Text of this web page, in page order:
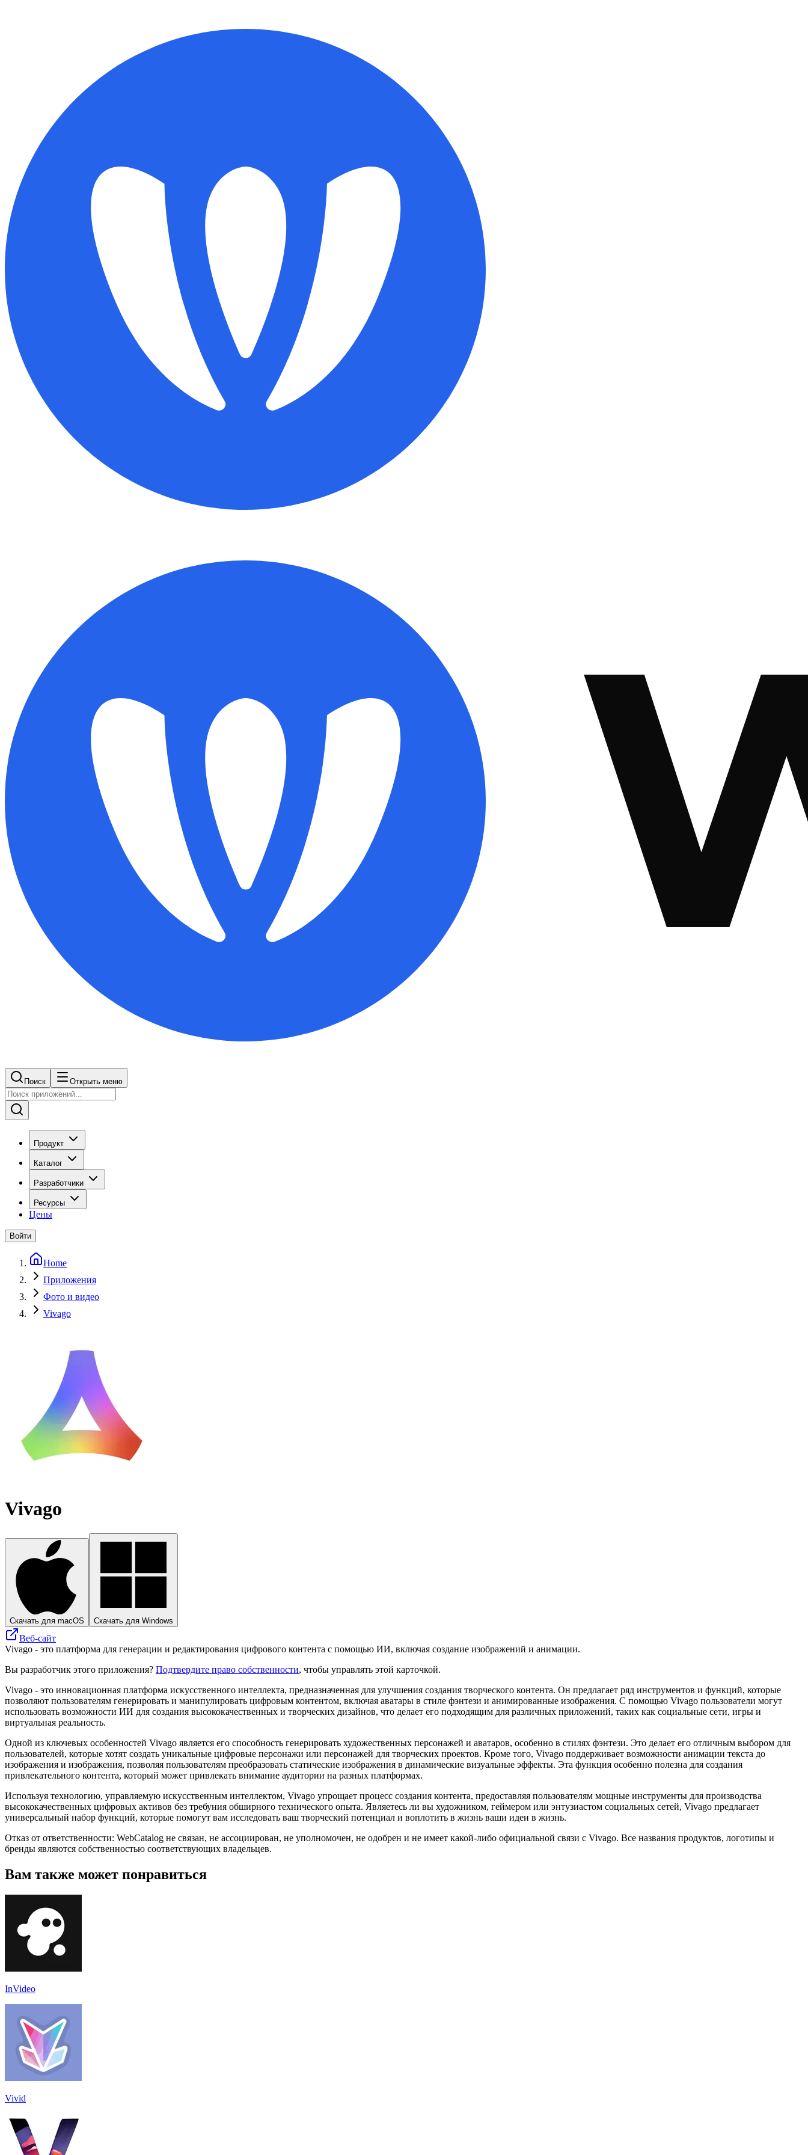
Поиск Открыть меню
Продукт
Каталог
Разработчики
Ресурсы
Цены
Войти
Home
Приложения
Фото и видео
Vivago
Vivago
Скачать для macOS Скачать для Windows
Веб-сайт
Vivago - это платформа для генерации и редактирования цифрового контента с помощью ИИ, включая создание изображений и анимации.
Вы разработчик этого приложения? Подтвердите право собственности, чтобы управлять этой карточкой.
Vivago - это инновационная платформа искусственного интеллекта, предназначенная для улучшения создания творческого контента. Он предлагает ряд инструментов и функций, которые
позволяют пользователям генерировать и манипулировать цифровым контентом, включая аватары в стиле фэнтези и анимированные изображения. С помощью Vivago пользователи могут
использовать возможности ИИ для создания высококачественных и творческих дизайнов, что делает его подходящим для различных приложений, таких как социальные сети, игры и
виртуальная реальность.
Одной из ключевых особенностей Vivago является его способность генерировать художественных персонажей и аватаров, особенно в стилях фэнтези. Это делает его отличным выбором для
пользователей, которые хотят создать уникальные цифровые персонажи или персонажей для творческих проектов. Кроме того, Vivago поддерживает возможности анимации текста до
изображения и изображения, позволяя пользователям преобразовать статические изображения в динамические визуальные эффекты. Эта функция особенно полезна для создания
привлекательного контента, который может привлекать внимание аудитории на разных платформах.
Используя технологию, управляемую искусственным интеллектом, Vivago упрощает процесс создания контента, предоставляя пользователям мощные инструменты для производства
высококачественных цифровых активов без требуния обширного технического опыта. Являетесь ли вы художником, геймером или энтузиастом социальных сетей, Vivago предлагает
универсальный набор функций, которые помогут вам исследовать ваш творческий потенциал и воплотить в жизнь ваши идеи в жизнь.
Отказ от ответственности: WebCatalog не связан, не ассоциирован, не уполномочен, не одобрен и не имеет какой-либо официальной связи с Vivago. Все названия продуктов, логотипы и
бренды являются собственностью соответствующих владельцев.
Вам также может понравиться
InVideo
Vivid